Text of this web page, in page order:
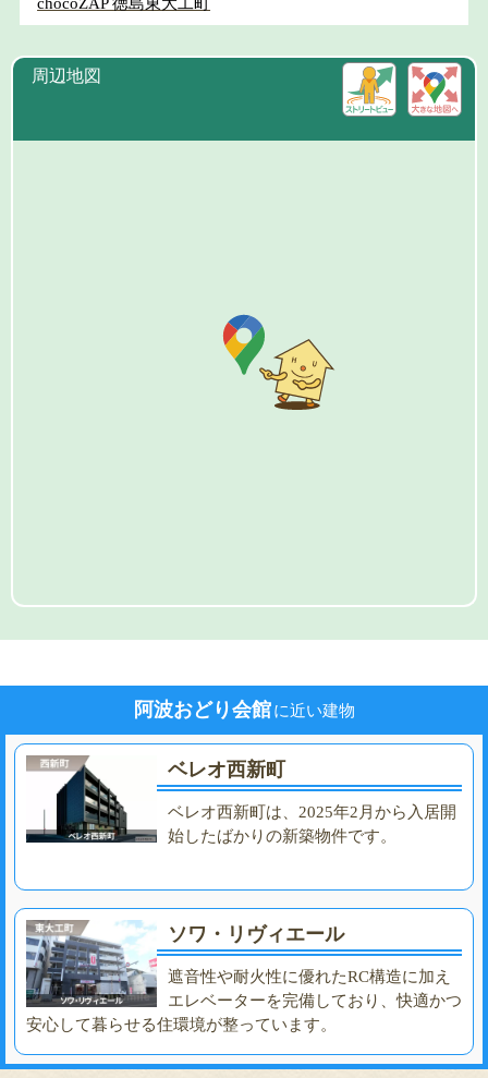
chocoZAP 徳島東大工町
周辺地図
阿波おどり会館 に近い建物
ベレオ西新町
ベレオ西新町は、2025年2月から入居開
始したばかりの新築物件です。
ソワ・リヴィエール
遮音性や耐火性に優れたRC構造に加え
エレベーターを完備しており、快適かつ
安心して暮らせる住環境が整っています。